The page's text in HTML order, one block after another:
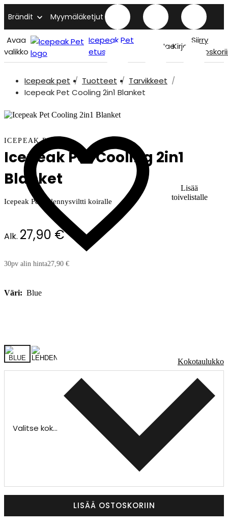
Brändit Myymäläketjut
Avaa
valikko
Icepeak Pet
etusivu
HaeKirjaudu
Siirry
Icepeak pet Tuotteet
Tarvikkeet
Icepeak Pet Cooling 2in1 Blanket
Lisää
toivelistalle
ICEPEAK PET
Icepeak Pet Cooling 2in1
Blanket
Icepeak Pet viilennysviltti koiralle
Alk. 27,90 €
30pv alin hinta27,90 €
Väri: Blue
Kokotaulukko
Valitse koko
LISÄÄ OSTOSKORIIN